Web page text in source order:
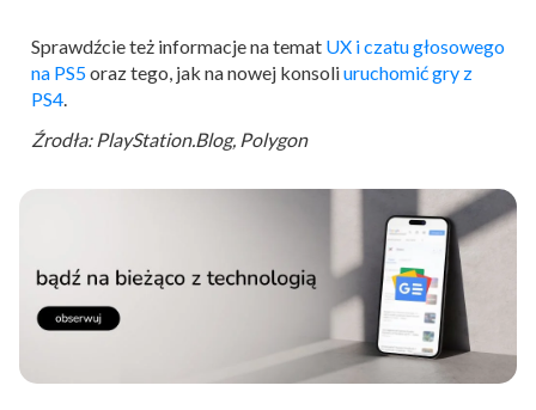
Sprawdźcie też informacje na temat UX i czatu głosowego
na PS5oraz tego, jak na nowej konsoliuruchomić gry z
PS4.
Źrodła: PlayStation.Blog, Polygon